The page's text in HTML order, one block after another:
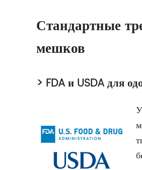
Стандартные
мешков
> FDA и USDA для